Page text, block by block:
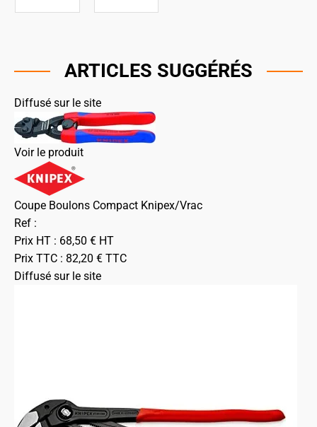
ARTICLES SUGGÉRÉS
Diffusé sur le site
Voir le produit
Coupe Boulons Compact Knipex/Vrac
Ref :
Prix HT : 68,50 € HT
Prix TTC : 82,20 € TTC
Diffusé sur le site